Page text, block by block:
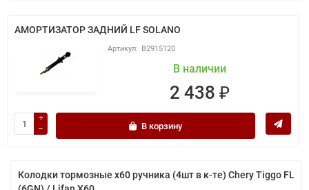
АМОРТИЗАТОР ЗАДНИЙ LF SOLANO
B2915120
В наличии
2 438 ₽
В корзину
Колодки тормозные x60 ручника (4шт в к-те) Chery Tiggo FL